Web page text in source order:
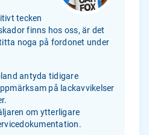
tecken
finns hos oss, är det
noga på fordonet under
antyda tidigare
på lackavvikelser
om ytterligare